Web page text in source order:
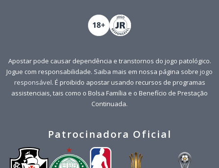
Apostar pode causar dependência e transtornos do jogo patológico.
Jogue com responsabilidade. Saiba mais em nossa página sobre jogo
responsável. É proibido apostar usando recursos de programas
assistenciais, tais como o Bolsa Família e o Benefício de Prestação
Continuada.
Patrocinadora Oficial